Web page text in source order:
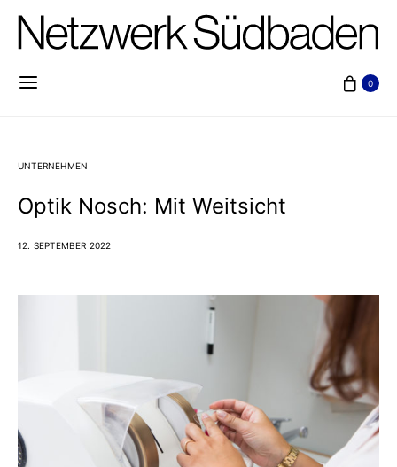
0
UNTERNEHMEN
Optik Nosch: Mit Weitsicht
12. SEPTEMBER 2022